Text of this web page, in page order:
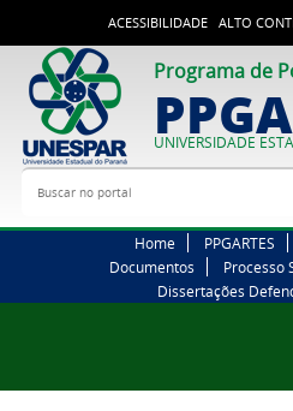
ACESSIBILIDADE ALTO
Programa de
UNIVERSIDADE
Buscar no portal
Home PPGARTES
Documentos
Processo
Dissertações